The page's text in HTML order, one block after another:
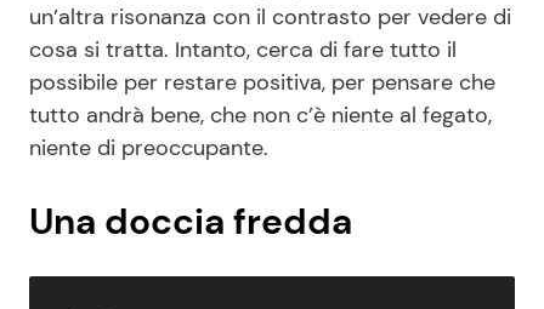
un’altra risonanza con il contrasto per vedere di
cosa si tratta. Intanto, cerca di fare tutto il
possibile per restare positiva, per pensare che
tutto andrà bene, che non c’è niente al fegato,
niente di preoccupante.
Una doccia fredda